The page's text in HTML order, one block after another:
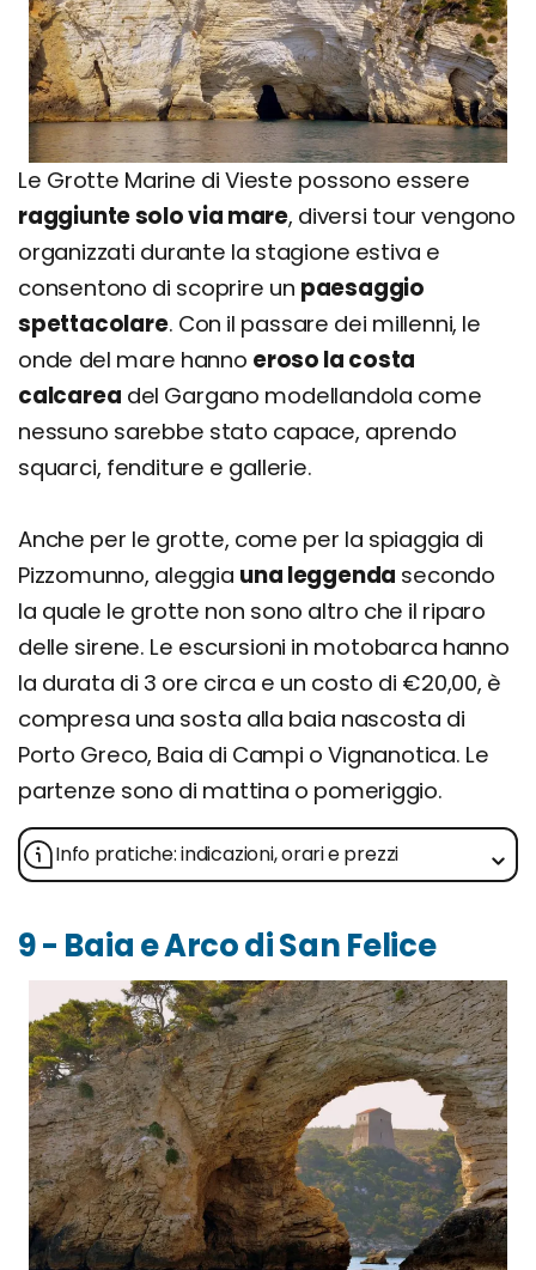
Le Grotte Marine di Vieste possono essere
raggiunte solo via mare, diversi tour vengono
organizzati durante la stagione estiva e
consentono di scoprire un paesaggio
spettacolare. Con il passare dei millenni, le
onde del mare hanno eroso la costa
calcarea del Gargano modellandola come
nessuno sarebbe stato capace, aprendo
squarci, fenditure e gallerie.
Anche per le grotte, come per la spiaggia di
Pizzomunno, aleggia una leggenda secondo
la quale le grotte non sono altro che il riparo
delle sirene. Le escursioni in motobarca hanno
la durata di 3 ore circa e un costo di €20,00, è
compresa una sosta alla baia nascosta di
Porto Greco, Baia di Campi o Vignanotica. Le
partenze sono di mattina o pomeriggio.
Info pratiche: indicazioni, orari e prezzi
9 - Baia e Arco di San Felice